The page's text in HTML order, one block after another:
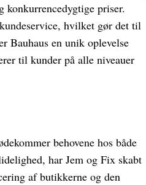
priser.
hvilket gør det til
Bauhaus en unik oplevelse
til kunder på alle niveauer
behovene hos både
har Jem og Fix skabt
af butikkerne og den